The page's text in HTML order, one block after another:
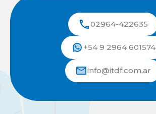
02964-422635
+54 9 2964 601574
info@itdf.com.ar